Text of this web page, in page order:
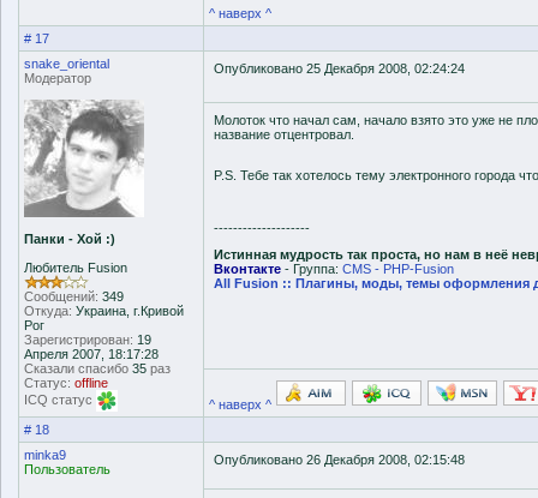
^ наверх ^
# 17
snake_oriental
Модератор
Панки - Хой :)
Любитель Fusion
Сообщений: 349
Откуда: Украина, г.Кривой
Рог
Зарегистрирован: 19
Апреля 2007, 18:17:28
Сказали спасибо 35 раз
Статус: offline
ICQ статус
Опубликовано 25 Декабря 2008, 02:24:24
Молоток что начал сам, начало взято это уже не
название отцентровал.
P.S. Тебе так хотелось тему электронного города
--------------------
Истинная мудрость так проста, но нам в неё
Вконтакте - Группа: CMS - PHP-Fusion
All Fusion :: Плагины, моды, темы оформления
^ наверх ^
# 18
minka9
Пользователь
Опубликовано 26 Декабря 2008, 02:15:48